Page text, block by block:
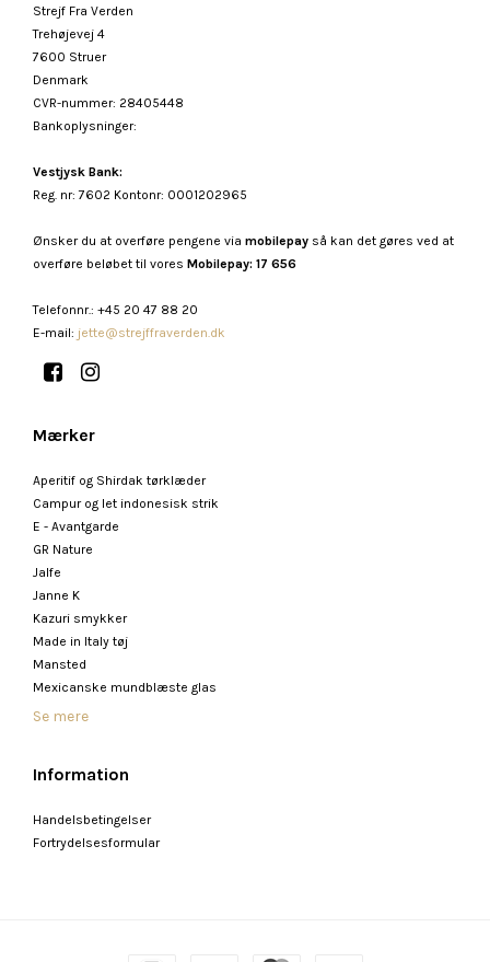
Strejf Fra Verden
Trehøjevej 4
7600 Struer
Denmark
CVR-nummer: 28405448
Bankoplysninger:
Vestjysk Bank:
Reg. nr: 7602 Kontonr: 0001202965
Ønsker du at overføre pengene via mobilepay så kan det gøres ved at
overføre beløbet til vores Mobilepay: 17 656
Telefonnr.: +45 20 47 88 20
E-mail: jette@strejffraverden.dk
Mærker
Aperitif og Shirdak tørklæder
Campur og let indonesisk strik
E - Avantgarde
GR Nature
Jalfe
Janne K
Kazuri smykker
Made in Italy tøj
Mansted
Mexicanske mundblæste glas
Se mere
Information
Handelsbetingelser
Fortrydelsesformular